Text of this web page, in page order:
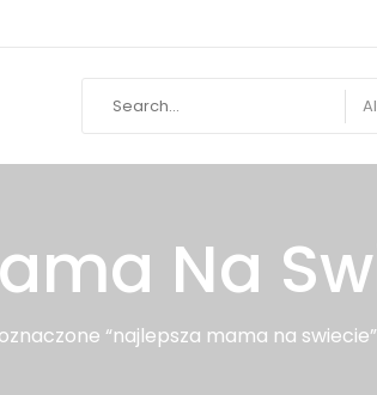
Na
“najlepsza mama na swiecie”